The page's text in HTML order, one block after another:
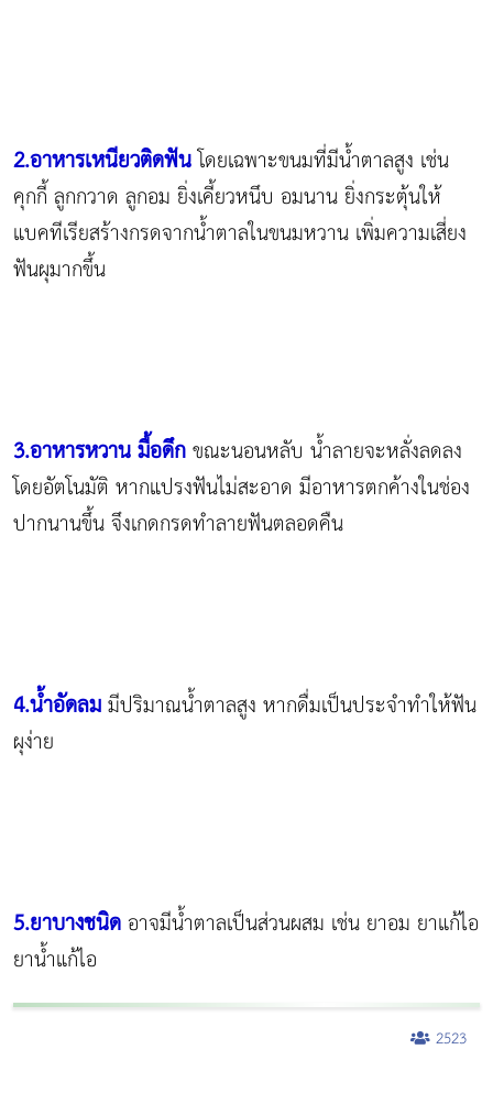
2.อาหารเหนียวติดฟันโดยเฉพาะขนมที่มีน้ำตาลสูง เช่น
คุกกี้ ลูกกวาด ลูกอม ยิ่งเคี้ยวหนึบ อมนาน ยิ่งกระตุ้นให้
แบคทีเรียสร้างกรดจากน้ำตาลในขนมหวาน เพิ่มความเสี่ยง
ฟันผุมากขึ้น
3.อาหารหวาน มื้อดึกขณะนอนหลับ น้ำลายจะหลั่งลดลง
โดยอัตโนมัติ หากแปรงฟันไม่สะอาด มีอาหารตกค้างในช่อง
ปากนานขึ้น จึงเกดกรดทำลายฟันตลอดคืน
4.น้ำอัดลมมีปริมาณน้ำตาลสูง หากดื่มเป็นประจำทำให้ฟัน
ผุง่าย
5.ยาบางชนิดอาจมีน้ำตาลเป็นส่วนผสม เช่น ยาอม ยาแก้ไอ
ยาน้ำแก้ไอ
2523